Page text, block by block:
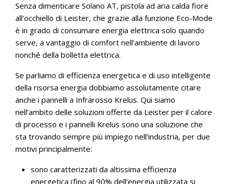
Senza dimenticare Solano AT, pistola ad aria calda fiore
all’occhiello di Leister, che grazie alla funzione Eco-Mode
è in grado di consumare energia elettrica solo quando
serve, a vantaggio di comfort nell’ambiente di lavoro
nonché della bolletta elettrica.
Se parliamo di efficienza energetica e di uso intelligente
della risorsa energia dobbiamo assolutamente citare
anche i pannelli a Infrarosso Krelus. Qui siamo
nell’ambito delle soluzioni offerte da Leister per il calore
di processo e i pannelli Krelus sono una soluzione che
sta trovando sempre più impiego nell’industria, per due
motivi principalmente:
sono caratterizzati da altissima efficienza
energetica (fino al 90% dell’energia utilizzata si